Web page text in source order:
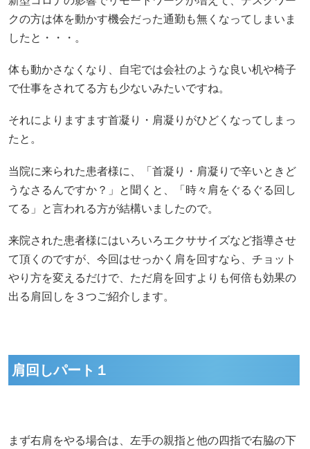
クの方は体を動かす機会だった通勤も無くなってしまいま
したと・・・。
体も動かさなくなり、自宅では会社のような良い机や椅子
で仕事をされてる方も少ないみたいですね。
それによりますます首凝り・肩凝りがひどくなってしまっ
たと。
当院に来られた患者様に、「首凝り・肩凝りで辛いときど
うなさるんですか？」と聞くと、「時々肩をぐるぐる回し
てる」と言われる方が結構いましたので。
来院された患者様にはいろいろエクササイズなど指導させ
て頂くのですが、今回はせっかく肩を回すなら、チョット
やり方を変えるだけで、ただ肩を回すよりも何倍も効果の
出る肩回しを３つご紹介します。
肩回しパート１
まず右肩をやる場合は、左手の親指と他の四指で右脇の下